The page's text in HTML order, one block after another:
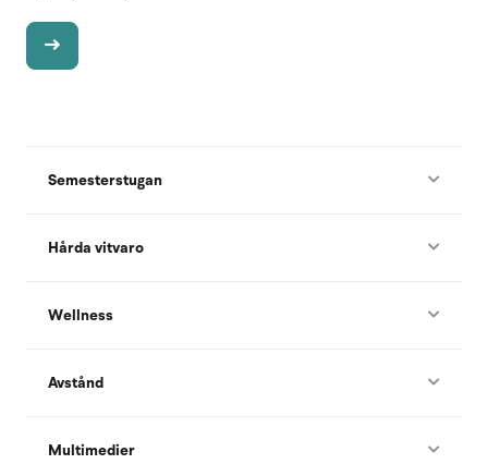
Semesterstugan
Hårda vitvaro
Wellness
Avstånd
Multimedier